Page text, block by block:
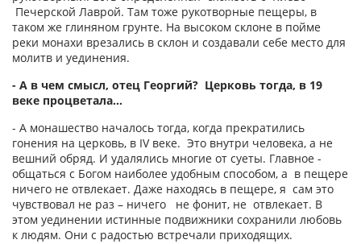
Печерской Лаврой. Там тоже рукотворные пещеры, в
таком же глиняном грунте. На высоком склоне в пойме
реки монахи врезались в склон и создавали себе место для
молитв и уединения.
- А в чем смысл, отец Георгий? Церковь тогда, в 19
веке процветала…
- А монашество началось тогда, когда прекратились
гонения на церковь, в IV веке. Это внутри человека, а не
вешний обряд. И удалялись многие от суеты. Главное -
общаться с Богом наиболее удобным способом, а в пещере
ничего не отвлекает. Даже находясь в пещере, я сам это
чувствовал не раз – ничего не фонит, не отвлекает. В
этом уединении истинные подвижники сохранили любовь
к людям. Они с радостью встречали приходящих.